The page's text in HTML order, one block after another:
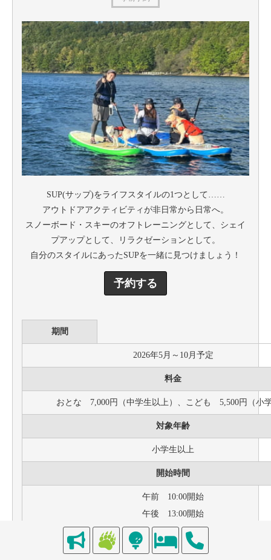
SUP(サップ)をライフスタイルの1つとして……
アウトドアアクティビティが非日常から日常へ。
スノーボード・スキーのオフトレーニングとして、シェイ
プアップとして、リラクゼーションとして。
自分のスタイルにあったSUPを一緒に見つけましょう！
予約する
期間
2026年5月～10月予定
料金
おとな 7,000円（中学生以上）、こども 5,500円（小
対象年齢
小学生以上
開始時間
午前 10:00開始
午後 13:00開始
所要時間